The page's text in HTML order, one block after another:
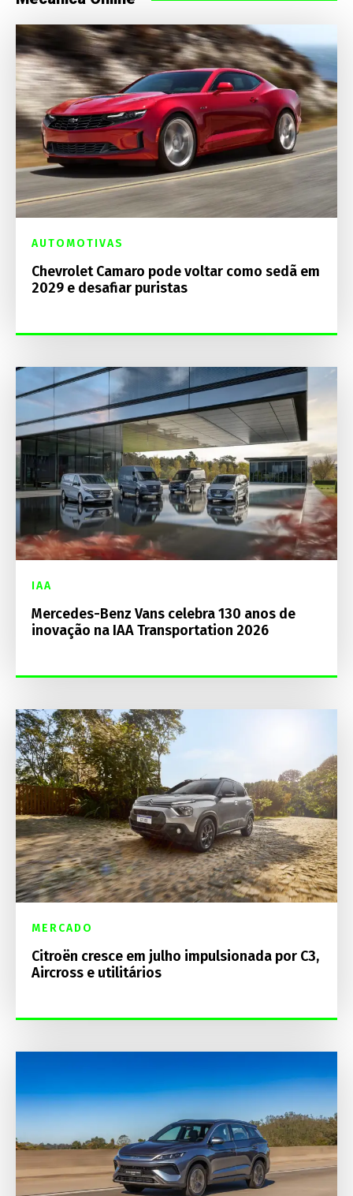
AUTOMOTIVAS
Chevrolet Camaro pode voltar como sedã em
2029 e desafiar puristas
IAA
Mercedes-Benz Vans celebra 130 anos de
inovação na IAA Transportation 2026
MERCADO
Citroën cresce em julho impulsionada por C3,
Aircross e utilitários